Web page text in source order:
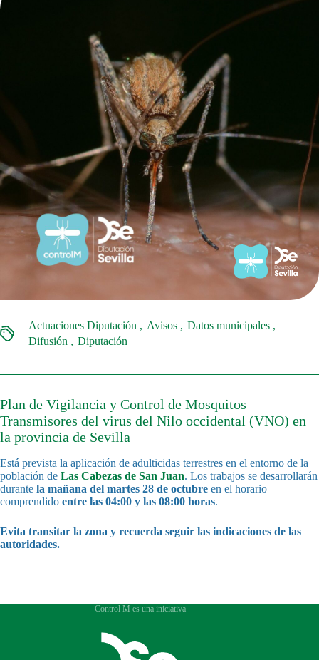
Actuaciones Diputación Avisos
Datos municipales
Difusión
Diputación
Plan de Vigilancia y Control de Mosquitos
Transmisores del virus del Nilo occidental (VNO) en
la provincia de Sevilla
Está prevista la aplicación de adulticidas terrestres en el entorno de la
población de Las Cabezas de San Juan. Los trabajos se desarrollarán
durante la mañana del martes 28 de octubre en el horario
comprendido entre las 04:00 y las 08:00 horas.
Evita transitar la zona y recuerda seguir las indicaciones de las
autoridades.
Control M es una iniciativa